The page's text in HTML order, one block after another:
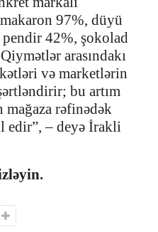
97%, düyü
pendir 42%, şokolad
arasındakı
və marketlərin
bu artım
mağaza rəfinədək
edir”, – deyə İrakli